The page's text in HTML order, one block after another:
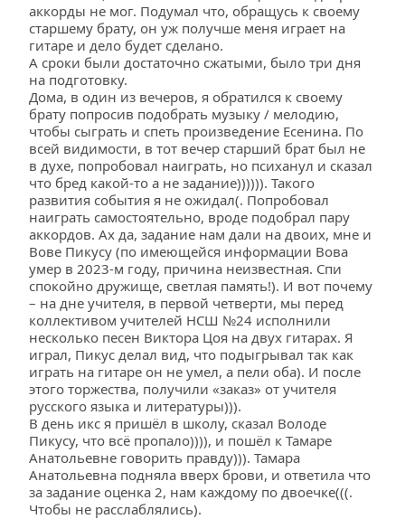
аккорды не мог. Подумал что, обращусь к своему
старшему брату, он уж получше меня играет на
гитаре и дело будет сделано.
А сроки были достаточно сжатыми, было три дня
на подготовку.
Дома, в один из вечеров, я обратился к своему
брату попросив подобрать музыку / мелодию,
чтобы сыграть и спеть произведение Есенина. По
всей видимости, в тот вечер старший брат был не
в духе, попробовал наиграть, но психанул и сказал
что бред какой-то а не задание)))))). Такого
развития события я не ожидал(. Попробовал
наиграть самостоятельно, вроде подобрал пару
аккордов. Ах да, задание нам дали на двоих, мне и
Вове Пикусу (по имеющейся информации Вова
умер в 2023-м году, причина неизвестная. Спи
спокойно дружище, светлая память!). И вот почему
– на дне учителя, в первой четверти, мы перед
коллективом учителей НСШ №24 исполнили
несколько песен Виктора Цоя на двух гитарах. Я
играл, Пикус делал вид, что подыгрывал так как
играть на гитаре он не умел, а пели оба). И после
этого торжества, получили «заказ» от учителя
русского языка и литературы))).
В день икс я пришёл в школу, сказал Володе
Пикусу, что всё пропало)))), и пошёл к Тамаре
Анатольевне говорить правду))). Тамара
Анатольевна подняла вверх брови, и ответила что
за задание оценка 2, нам каждому по двоечке(((.
Чтобы не расслаблялись).